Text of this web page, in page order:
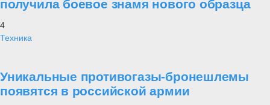
получила боевое знамя нового образца
4
Техника
Уникальные противогазы-бронешлемы
появятся в российской армии